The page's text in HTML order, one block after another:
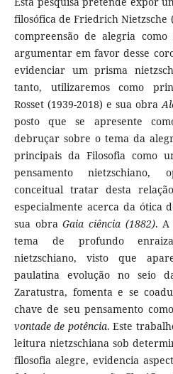
filosófica de Friedrich Nietzsche
compreensão de alegria
argumentar em favor desse
evidenciar um prisma
tanto, utilizaremos como
Rosset (1939-2018) e sua obra
posto que se apresente
debruçar sobre o tema da
principais da Filosofia como
pensamento nietzschiano,
conceitual tratar desta
especialmente acerca da ótica
sua obraGaia ciência (1882). A
tema de profundo
nietzschiano, visto que
paulatina evolução no seio
Zaratustra, fomenta e se
chave de seu pensamento
vontade de potência. Este
leitura nietzschiana sob
filosofia alegre, evidencia